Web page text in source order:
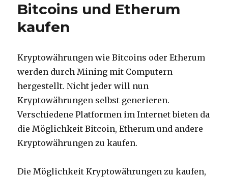
Safe
Bitcoins und Etherum
kaufen
Kryptowährungen wie Bitcoins oder Etherum
werden durch Mining mit Computern
hergestellt. Nicht jeder will nun
Kryptowährungen selbst generieren.
Verschiedene Platformen im Internet bieten da
die Möglichkeit Bitcoin, Etherum und andere
Kryptowährungen zu kaufen.
Die Möglichkeit Kryptowährungen zu kaufen,